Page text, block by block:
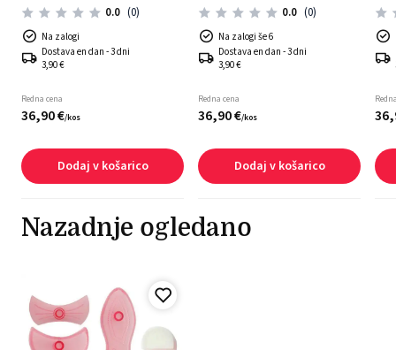
60mm h 55mm0.0 (0)
Na zalogi
Dostava en dan - 3 dni
3,90 €
Redna cena
36,90€/kos
Dodaj v košarico
0.0 (0)
Na zalogi še 6
Dostava en dan - 3 dni
3,90 €
Redna cena
36,90€/kos
Dodaj v košarico
36,
Nazadnje ogledano